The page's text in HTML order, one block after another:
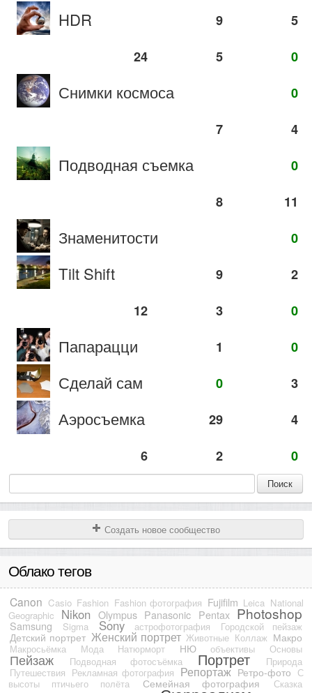
5
9
HDR
0
5
24
Снимки космоса
0
4
7
Подводная съемка
0
11
8
Знаменитости
0
2
9
Tilt Shift
0
3
12
Папарацци 0
1
3
Сделай сам
0
4
29
Аэросъемка
0
2
6
Поиск
Создать новое сообщество
Облако тегов
Canon Casio Fashion Fashion фотография Fujifilm Leica National
Geographic
Nikon Olympus Panasonic Pentax Photoshop
Samsung Sigma Sony астрофотография Городской пейзаж
Детский портрет Женский портрет Животные Коллаж Макро
Макросьёмка Мода Натюрморт НЮ объективы Основы
Пейзаж Подводная фотосъёмка Портрет
Природа
Путешествия Рекламная фотография Репортаж Ретро-фото С
высоты птичьего полёта
Семейная фотография Сказка